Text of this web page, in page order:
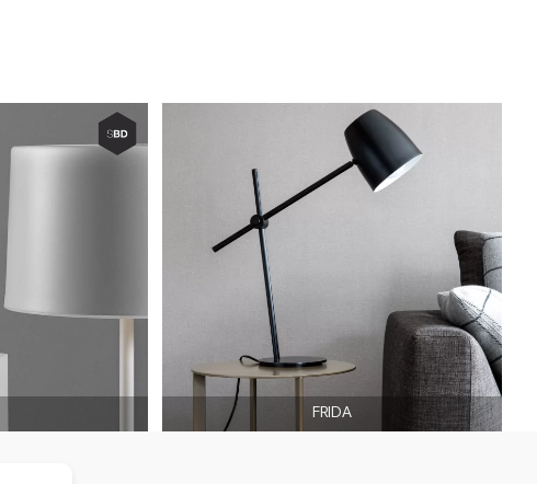
FRIDA